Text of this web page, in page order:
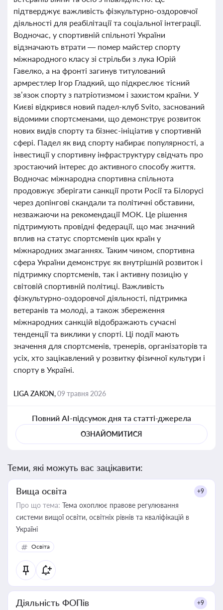
підтверджує важливість фізкультурно-оздоровчої
діяльності для реабілітації та соціальної інтеграції.
Водночас, у спортивній спільноті України
відзначають втрати — помер майстер спорту
міжнародного класу зі стрільби з лука Юрій
Гавелко, а на фронті загинув титулований
армрестлер Ігор Гладкий, що підкреслює тісний
зв’язок спорту з патріотизмом і захистом країни. У
Києві відкрився новий падел-клуб Svito, заснований
відомими спортсменами, що демонструє розвиток
нових видів спорту та бізнес-ініціатив у спортивній
сфері. Падел як вид спорту набирає популярності, а
інвестиції у спортивну інфраструктуру свідчать про
зростаючий інтерес до активного способу життя.
Водночас міжнародна спортивна спільнота
продовжує зберігати санкції проти Росії та Білорусі
через допінгові скандали та політичні обставини,
незважаючи на рекомендації МОК. Це рішення
підтримують провідні федерації, що має значний
вплив на статус спортсменів цих країн у
міжнародних змаганнях. Таким чином, спортивна
сфера України демонструє як внутрішній розвиток і
підтримку спортсменів, так і активну позицію у
світовій спортивній політиці. Важливість
фізкультурно-оздоровчої діяльності, підтримка
ветеранів та молоді, а також збереження
міжнародних санкцій відображають сучасні
тенденції та виклики у спорті. Ці події мають
значення для спортсменів, тренерів, організаторів та
усіх, хто зацікавлений у розвитку фізичної культури і
спорту в Україні.
LIGA ZAKON,09 травня 2026
Повний AI-підсумок дня та статті-джерела
ОЗНАЙОМИТИСЯ
Теми, які можуть вас зацікавити:
Вища освіта +9
Про що тема: Тема охоплює правове регулювання
системи вищої освіти, освітніх рівнів та кваліфікацій в
Україні
Освіта
Діяльність ФОПів +9